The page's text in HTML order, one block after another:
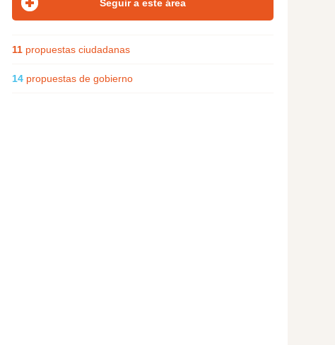
11 propuestas ciudadanas
14 propuestas de gobierno